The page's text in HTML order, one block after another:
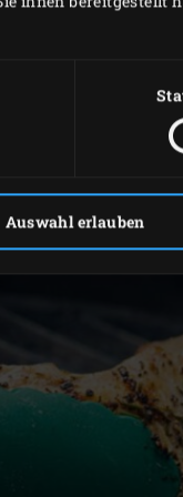
Auswahl erlauben
mit dem
Zehe pressen.
und fein
mischen.